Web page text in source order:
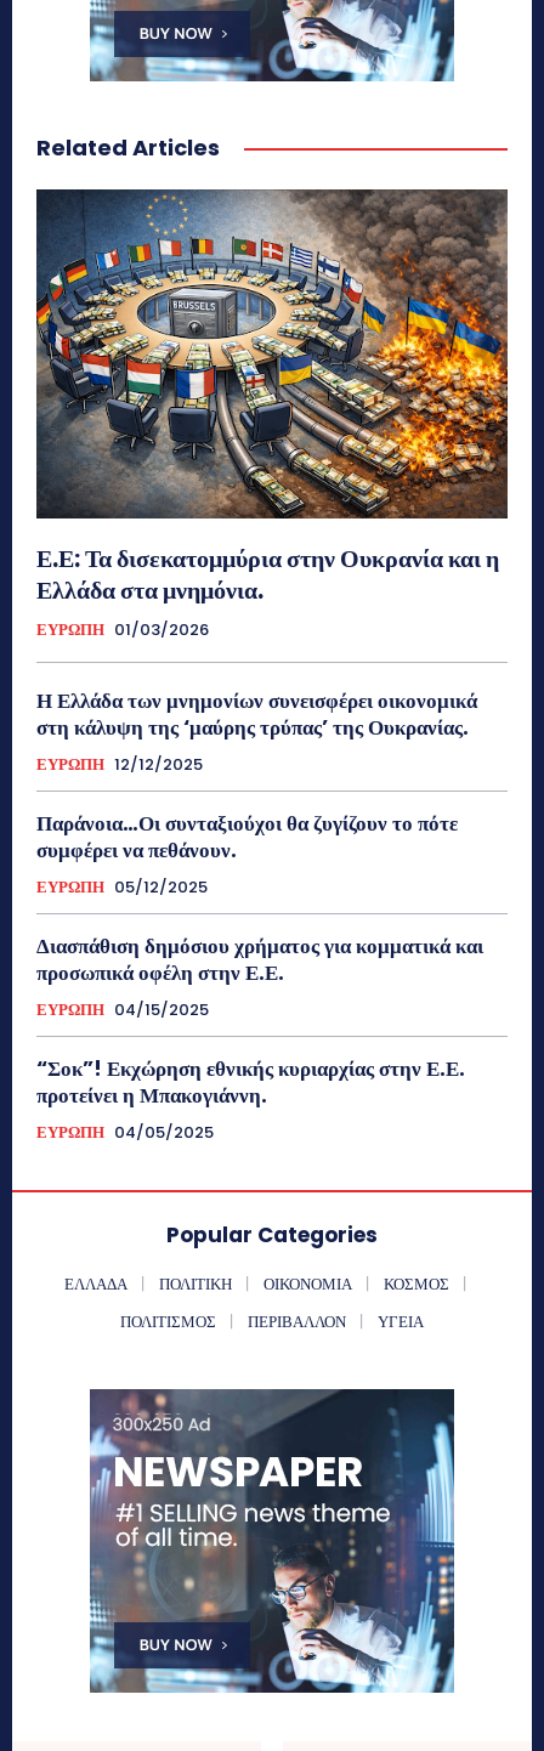
Related Articles
Ε.Ε: Τα δισεκατομμύρια στην Ουκρανία και η
Ελλάδα στα μνημόνια.
ΕΥΡΩΠΗ 01/03/2026
Η Ελλάδα των μνημονίων συνεισφέρει οικονομικά
στη κάλυψη της ‘μαύρης τρύπας’ της Ουκρανίας.
ΕΥΡΩΠΗ 12/12/2025
Παράνοια…Οι συνταξιούχοι θα ζυγίζουν το πότε
συμφέρει να πεθάνουν.
ΕΥΡΩΠΗ 05/12/2025
Διασπάθιση δημόσιου χρήματος για κομματικά και
προσωπικά οφέλη στην Ε.Ε.
ΕΥΡΩΠΗ 04/15/2025
“Σοκ”! Εκχώρηση εθνικής κυριαρχίας στην Ε.Ε.
προτείνει η Μπακογιάννη.
ΕΥΡΩΠΗ 04/05/2025
Popular Categories
ΕΛΛΑΔΑ ΠΟΛΙΤΙΚΗ ΟΙΚΟΝΟΜΙΑ
ΚΟΣΜΟΣ
ΠΟΛΙΤΙΣΜΟΣ
ΠΕΡΙΒΑΛΛΟΝ ΥΓΕΙΑ